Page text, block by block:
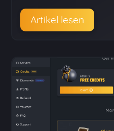
Artikel lesen